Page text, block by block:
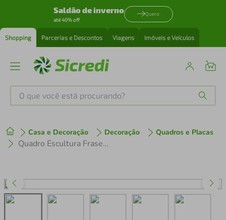
Saldão de inverno
até 40% off
Quero
Shopping Parcerias e Descontos Viagens Imóveis e Veículos
O que você está procurando?
Casa e Decoração Decoração Quadros e Placas
Quadro Escultura Frase Boas Vibrações 150x130 Marrom
1º tenis
perfume